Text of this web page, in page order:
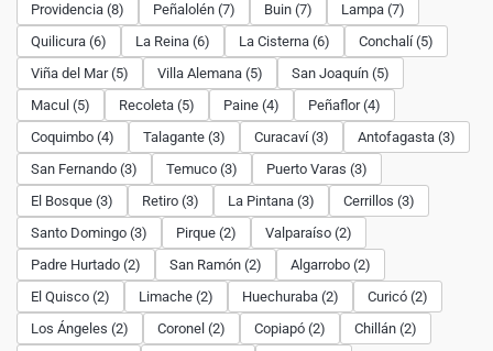
Providencia (8)
Peñalolén (7) Buin (7)
Lampa (7)
Quilicura (6)
La Reina (6) La Cisterna (6)
Conchalí (5)
Viña del Mar (5)
Villa Alemana (5)
San Joaquín (5)
Macul (5)
Recoleta (5) Paine (4)
Peñaflor (4)
Coquimbo (4)
Talagante (3) Curacaví (3)
Antofagasta (3)
San Fernando (3)
Temuco (3)
Puerto Varas (3)
El Bosque (3)
Retiro (3) La Pintana (3)
Cerrillos (3)
Santo Domingo (3)
Pirque (2)
Valparaíso (2)
Padre Hurtado (2)
San Ramón (2)
Algarrobo (2)
El Quisco (2)
Limache (2) Huechuraba (2)
Curicó (2)
Los Ángeles (2)
Coronel (2) Copiapó (2)
Chillán (2)